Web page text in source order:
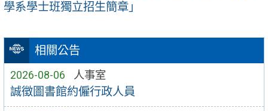
相關公告
2026-08-06 人事室
誠徵圖書館約僱行政人員
學系學士班獨立招生簡章」